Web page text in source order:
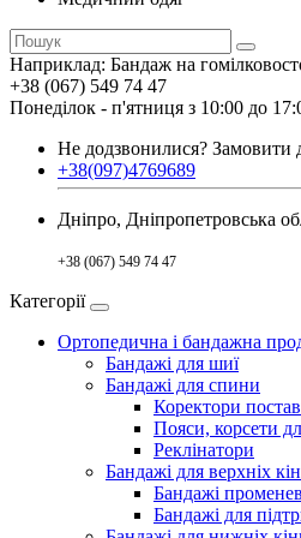
Наприклад: Бандаж на
+38 (067) 549 74 47
Понеділок - п'ятниця з 10:00 до
Не додзвонилися? Замовити
+38(097)4769689
Дніпро, Дніпропетровська
+38 (067) 549 74 47
Категорії
Ортопедична і бандажна
Бандажі для шиї
Бандажі для спини
Коректори
Пояси, корсети
Реклінатори
Бандажі для верхніх
Бандажі
Бандажі для